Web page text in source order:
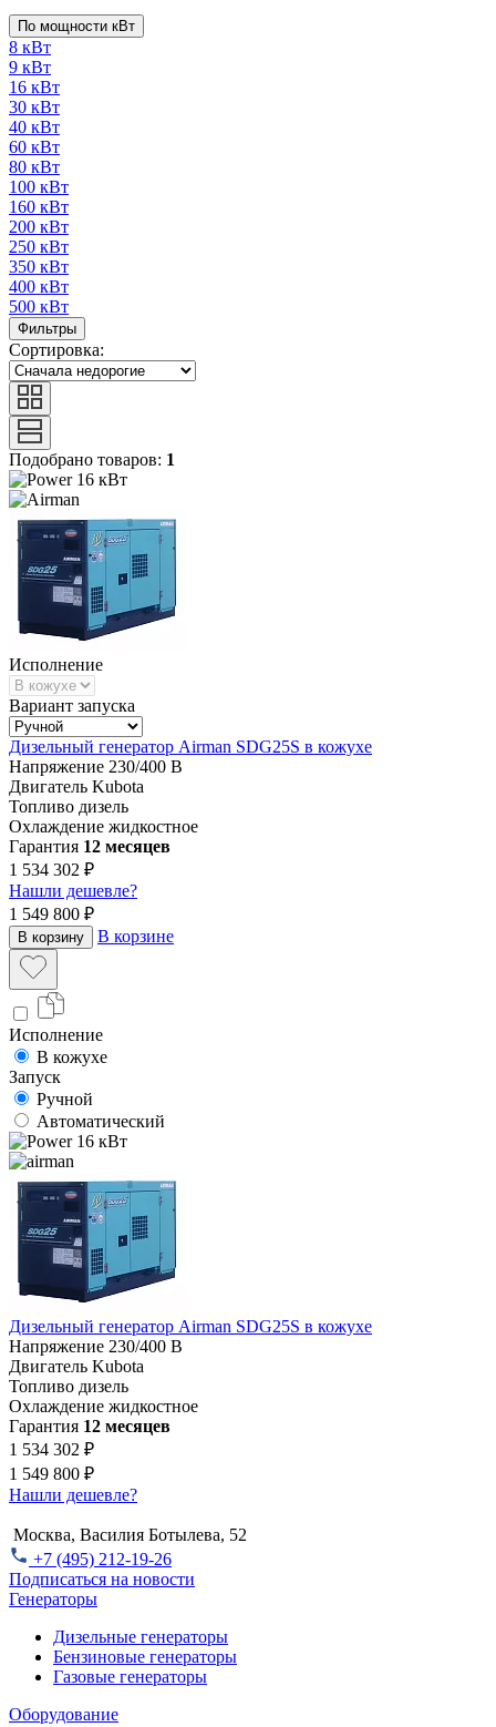
По мощности кВт
8 кВт
9 кВт
16 кВт
30 кВт
40 кВт
60 кВт
80 кВт
100 кВт
160 кВт
200 кВт
250 кВт
350 кВт
400 кВт
500 кВт
Фильтры
Сортировка:
Подобрано товаров: 1
16 кВт
Исполнение
Вариант запуска
Дизельный генератор Airman SDG25S в кожухе
Напряжение 230/400 В
Двигатель Kubota
Топливо дизель
Охлаждение жидкостное
Гарантия 12 месяцев
1 534 302 ₽
Нашли дешевле?
1 549 800 ₽
В корзину В корзине
Исполнение
В кожухе
Запуск
Ручной
Автоматический
16 кВт
Дизельный генератор Airman SDG25S в кожухе
Напряжение 230/400 В
Двигатель Kubota
Топливо дизель
Охлаждение жидкостное
Гарантия 12 месяцев
1 534 302 ₽
1 549 800 ₽
Нашли дешевле?
Москва, Василия Ботылева, 52
+7 (495) 212-19-26
Подписаться на новости
Генераторы
Дизельные генераторы
Бензиновые генераторы
Газовые генераторы
Оборудование